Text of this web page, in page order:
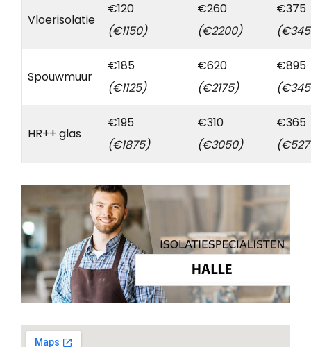
Vloerisolatie
€120
(€1150)
€260
(€2200)
€375
Spouwmuur
€185
(€1125)
€620
(€2175)
€895
HR++ glas
€195
(€1875)
€310
(€3050)
€365